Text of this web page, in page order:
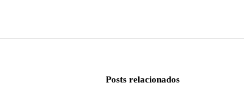
Posts relacionados